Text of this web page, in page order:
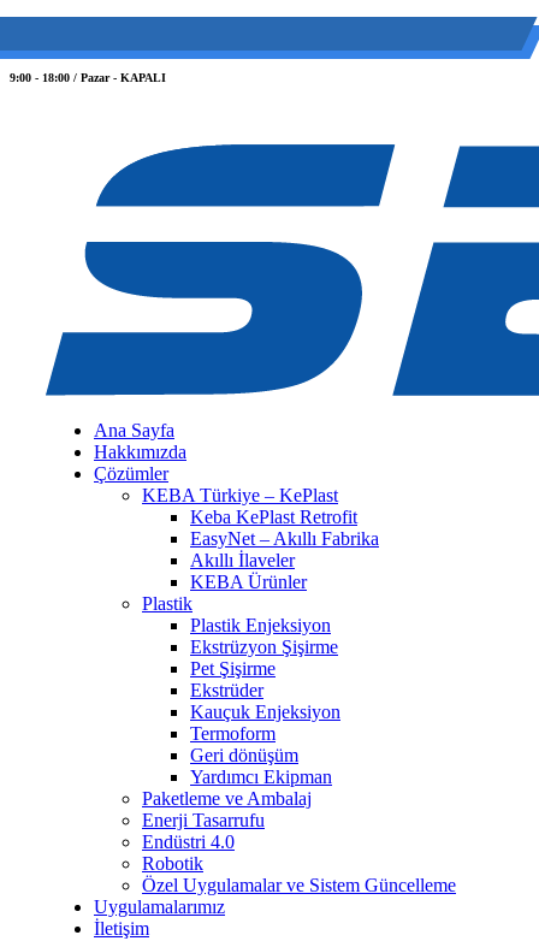
9:00 - 18:00 / Pazar - KAPALI
Ana Sayfa
Hakkımızda
Çözümler
KEBA Türkiye – KePlast
Keba KePlast Retrofit
EasyNet – Akıllı Fabrika
Akıllı İlaveler
KEBA Ürünler
Plastik
Plastik Enjeksiyon
Ekstrüzyon Şişirme
Pet Şişirme
Ekstrüder
Kauçuk Enjeksiyon
Termoform
Geri dönüşüm
Yardımcı Ekipman
Paketleme ve Ambalaj
Enerji Tasarrufu
Endüstri 4.0
Robotik
Özel Uygulamalar ve Sistem Güncelleme
Uygulamalarımız
İletişim